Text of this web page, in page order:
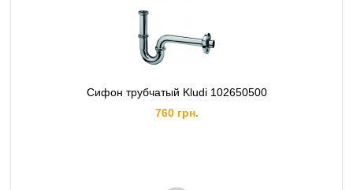
Сифон трубчатый Kludi 102650500
760 грн.